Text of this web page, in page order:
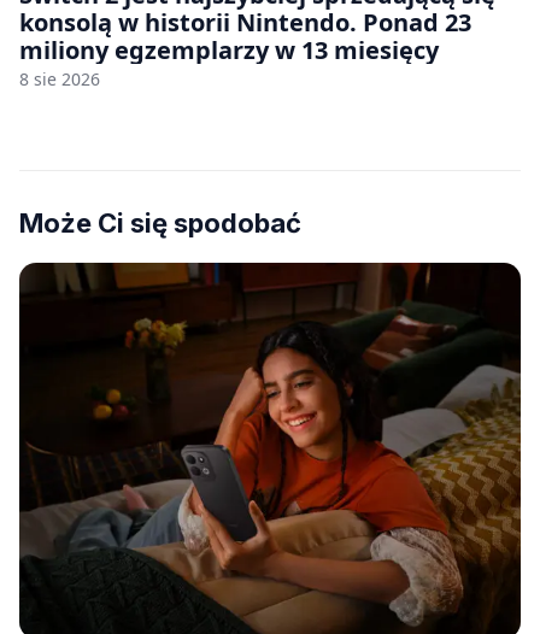
konsolą w historii Nintendo. Ponad 23
miliony egzemplarzy w 13 miesięcy
8 sie 2026
Może Ci się spodobać